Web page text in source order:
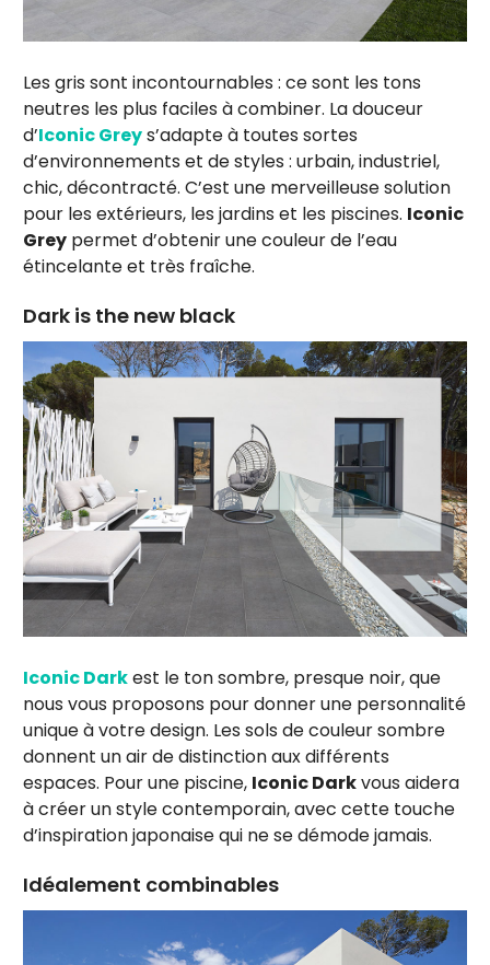
Les gris sont incontournables : ce sont les tons
neutres les plus faciles à combiner. La douceur
d’Iconic Greys’adapte à toutes sortes
d’environnements et de styles : urbain, industriel,
chic, décontracté. C’est une merveilleuse solution
pour les extérieurs, les jardins et les piscines. Iconic
Grey permet d’obtenir une couleur de l’eau
étincelante et très fraîche.
Dark is the new black
Iconic Darkest le ton sombre, presque noir, que
nous vous proposons pour donner une personnalité
unique à votre design. Les sols de couleur sombre
donnent un air de distinction aux différents
espaces. Pour une piscine, Iconic Darkvous aidera
à créer un style contemporain, avec cette touche
d’inspiration japonaise qui ne se démode jamais.
Idéalement combinables